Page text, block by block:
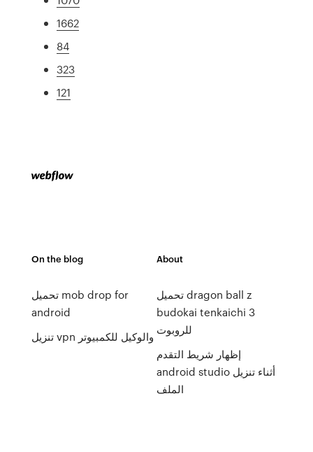
1662
84
323
121
On the blog
تحميل mob drop for
android
تنزيل vpn والوكيل للكمبيوتر
About
تحميل dragon ball z
budokai tenkaichi 3
للروبوت
إظهار شريط التقدم
android studio أثناء تنزيل
الملف